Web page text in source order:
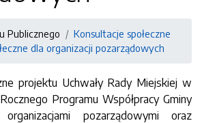
Publicznego
Konsultacje społeczne
dla organizacji pozarządowych
projektu Uchwały Rady Miejskiej w
Programu Współpracy Gminy
pozarządowymi oraz